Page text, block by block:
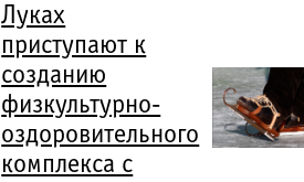
Луках
приступают к
созданию
физкультурно-
оздоровительного
комплекса с